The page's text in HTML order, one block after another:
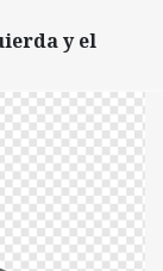
y el